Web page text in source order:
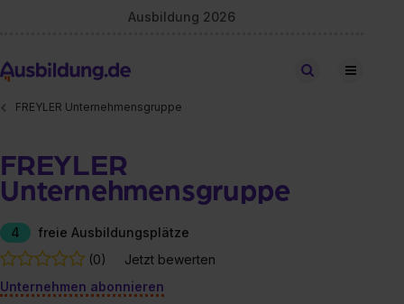
Ausbildung 2026
Stellen finden
FREYLER Unternehmensgruppe
FREYLER
Unternehmensgruppe
4
freie Ausbildungsplätze
(0)
Jetzt bewerten
Unternehmen abonnieren